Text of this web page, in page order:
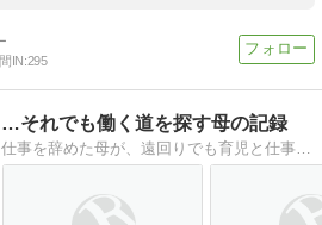
IN:295
それでも働く道を探す母の記録
小2の壁で学童に落ち、仕事を辞めた母が、遠回りでも育児と仕事の両立を諦めず模索する日々を綴ったブログです。